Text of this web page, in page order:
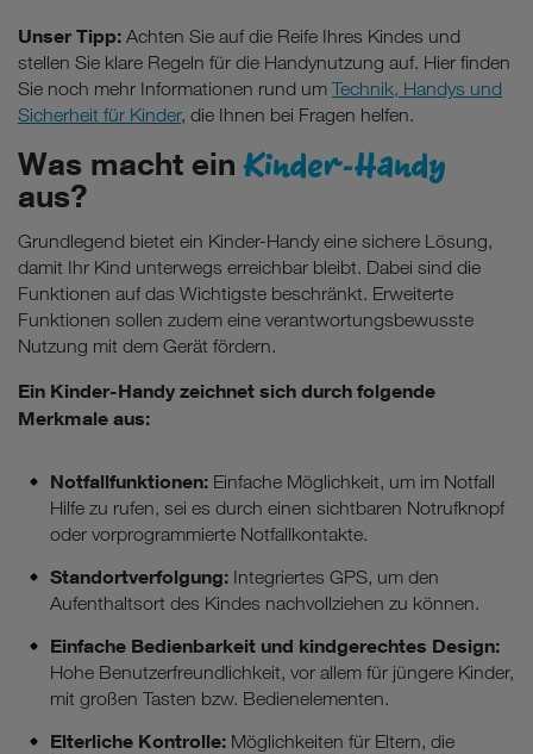
Unser Tipp: Achten Sie auf die Reife Ihres Kindes und
stellen Sie klare Regeln für die Handynutzung auf. Hier finden
Sie noch mehr Informationen rund um Technik, Handys und
Sicherheit für Kinder, die Ihnen bei Fragen helfen.
Was macht einKinder-Handy
aus?
Grundlegend bietet ein Kinder-Handy eine sichere Lösung,
damit Ihr Kind unterwegs erreichbar bleibt. Dabei sind die
Funktionen auf das Wichtigste beschränkt. Erweiterte
Funktionen sollen zudem eine verantwortungsbewusste
Nutzung mit dem Gerät fördern.
Ein Kinder-Handy zeichnet sich durch folgende
Merkmale aus:
Notfallfunktionen: Einfache Möglichkeit, um im Notfall
Hilfe zu rufen, sei es durch einen sichtbaren Notrufknopf
oder vorprogrammierte Notfallkontakte.
Standortverfolgung: Integriertes GPS, um den
Aufenthaltsort des Kindes nachvollziehen zu können.
Einfache Bedienbarkeit und kindgerechtes Design:
Hohe Benutzerfreundlichkeit, vor allem für jüngere Kinder,
mit großen Tasten bzw. Bedienelementen.
Elterliche Kontrolle: Möglichkeiten für Eltern, die